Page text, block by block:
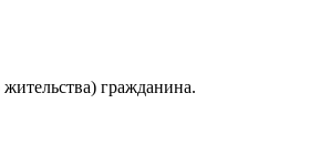
гражданина.